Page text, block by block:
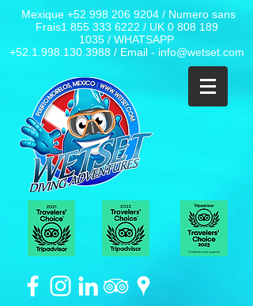
Mexique +52 998 206 9204/ Numero sans
Frais1 855 333 6222 / UK 0 808 189
1035 / WHATSAPP
+52.1.998.130.3988/ Email - info@wetset.com